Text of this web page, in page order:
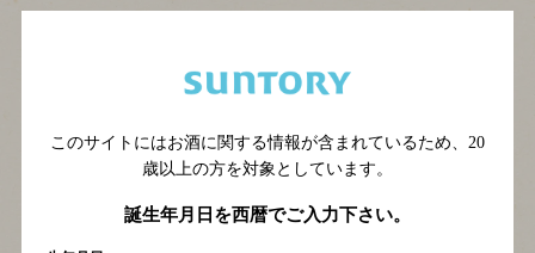
このサイトにはお酒に関する情報が含まれているため、 20
歳以上の方を対象としています。
誕生年月日を西暦でご入力下さい。